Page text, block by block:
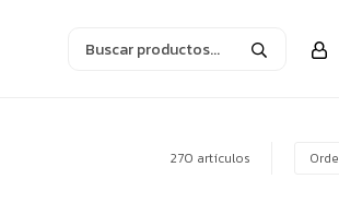
270 artículos